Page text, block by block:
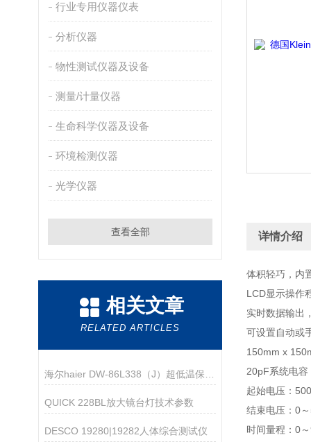
行业专用仪器仪表
分析仪器
物性测试仪器及设备
测量/计量仪器
生命科学仪器及设备
环境检测仪器
光学仪器
查看全部
相关文章
RELATED ARTICLES
QUICK 228BL放大镜台灯技术参数
DESCO 19280|19282人体综合测试仪
详情介绍
体积轻巧，内
LCD显示操作
实时数据输出
可设置自动或
150mm x
20pF系统电容
起始电压：
结束电压：0
时间量程：0